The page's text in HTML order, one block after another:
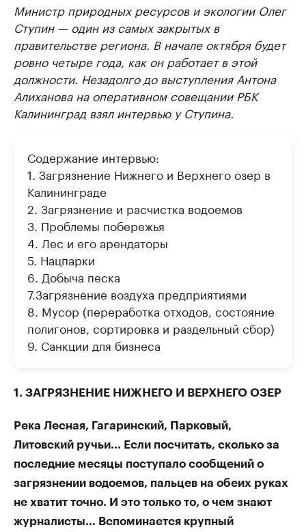
Министр природных ресурсов и экологии Олег
Ступин — один из самых закрытых в
правительстве региона. В начале октября будет
ровно четыре года, как он работает в этой
должности. Незадолго до выступления Антона
Алиханова на оперативном совещании РБК
Калининград взял интервью у Ступина.
Содержание интервью:
1. Загрязнение Нижнего и Верхнего озер в
Калининграде
2. Загрязнение и расчистка водоемов
3. Проблемы побережья
4. Лес и его арендаторы
5. Нацпарки
6. Добыча песка
7.Загрязнение воздуха предприятиями
8. Мусор (переработка отходов, состояние
полигонов, сортировка и раздельный сбор)
9. Санкции для бизнеса
1. ЗАГРЯЗНЕНИЕ НИЖНЕГО И ВЕРХНЕГО ОЗЕР
Река Лесная, Гагаринский, Парковый,
Литовский ручьи... Если посчитать, сколько за
последние месяцы поступало сообщений о
загрязнении водоемов, пальцев на обеих руках
не хватит точно. И это только то, о чем знают
журналисты... Вспоминается крупный